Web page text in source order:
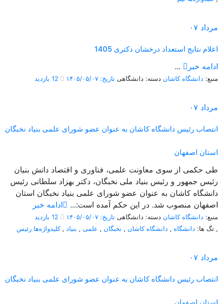
۰۷ مرداد
اعلام نتایج استعداد درخشان دکتری 1405
... ادامه خبر
منبع: دانشگاه کاشان دسته: دانشگاهی تاریخ: ۱۴۰۵/۰۵/۰۷
۰۷ مرداد
انتصاب رئیس دانشگاه کاشان به عنوان عضو شورای علمی بنیاد نخبگان
استان اصفهان
طی حکمی از سوی معاونت علمی، فناوری و اقتصاد دانش بنیان
رئیس جمهور و رئیس بنیاد ملی نخبگان، دکتر بهزاد سلطانی رئیس
دانشگاه کاشان به عنوان عضو شورای علمی بنیاد نخبگان استان
اصفهان منصوب شد. در این حکم آمده است:...
ادامه خبر
منبع: دانشگاه کاشان دسته: دانشگاهی تاریخ: ۱۴۰۵/۰۵/۰۷
تگ ها: دانشگاه , دانشگاه کاشان , نخبگان , علمی , بنیاد ,کلیدواژه‌ها رئیس ,
۰۷ مرداد
انتصاب رئیس دانشگاه کاشان به عنوان عضو شورای علمی بنیاد نخبگان